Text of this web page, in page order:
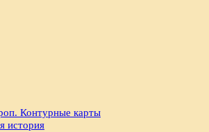
Контурные карты
история